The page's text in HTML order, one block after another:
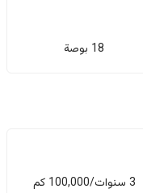
18 بوصة
3 سنوات/100,000 كم